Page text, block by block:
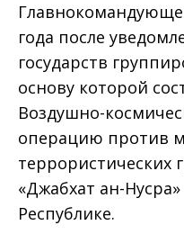
года после
государств
основу которой
Воздушно-
операцию против
террористических
«Джабхат ан-
Республике.